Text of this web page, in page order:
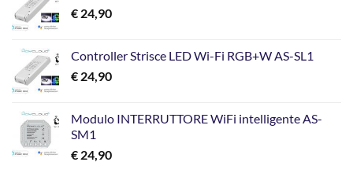
€ 24,90
Controller Strisce LED Wi-Fi RGB+W AS-SL1
€ 24,90
Modulo INTERRUTTORE WiFi intelligente AS-
SM1
€ 24,90